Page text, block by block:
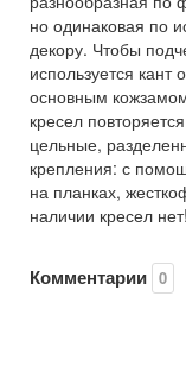
но одинаковая по
декору. Чтобы
используется кант
основным
кресел
цельные,
крепления: с
на планках,
наличии кресел
Комментарии 0